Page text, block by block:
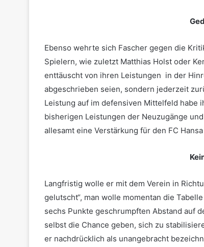
Ebenso wehrte sich Fascher gegen die
Spielern, wie zuletzt Matthias Holst oder
enttäuscht von ihren Leistungen in der
abgeschrieben seien, sondern jederzeit
Leistung auf im defensiven Mittelfeld habe
bisherigen Leistungen der Neuzugänge
allesamt eine Verstärkung für den FC
Langfristig wolle er mit dem Verein in
gelutscht“, man wolle momentan die
sechs Punkte geschrumpften Abstand auf
selbst die Chance geben, sich zu
er nachdrücklich als unangebracht